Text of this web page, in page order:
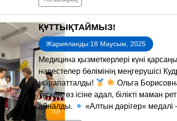
ҚҰТТЫҚТАЙМЫЗ!
Жарияланды:18 Маусым, 2025
Медицина қызметкерлері күні
нәрестелер бөлімінің меңгерушісі
марапатталды!
Ольга
түскен, өз ісіне адал, білікті маман
айналды.
«Алтын дәрігер»